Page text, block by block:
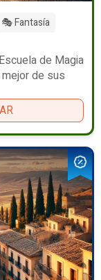
🎭 Fantasía
de Magia
de sus